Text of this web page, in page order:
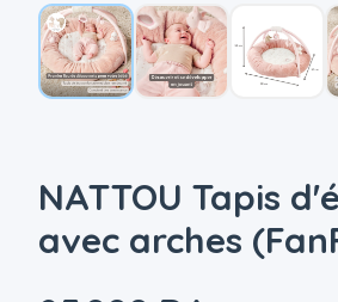
NATTOU Tapis
avec arches